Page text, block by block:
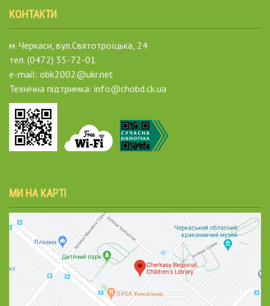
КОНТАКТИ
м. Черкаси, вул.Святотроїцька, 24
тел. (0472) 35-72-01
e-mail: obk2002@ukr.net
Технічна підтримка: info@chobd.ck.ua
МИ НА КАРТІ